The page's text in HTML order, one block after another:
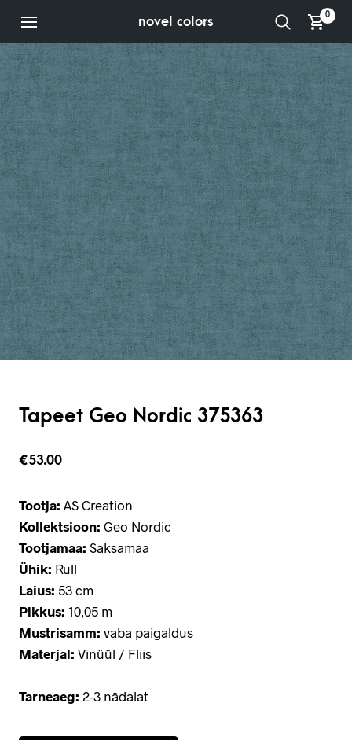
novel colors 0
Tapeet Geo Nordic 375363
€53.00
Tootja: AS Creation
Kollektsioon: Geo Nordic
Tootjamaa: Saksamaa
Ühik: Rull
Laius: 53 cm
Pikkus: 10,05 m
Mustrisamm: vaba paigaldus
Materjal: Vinüül / Fliis
Tarneaeg: 2-3 nädalat